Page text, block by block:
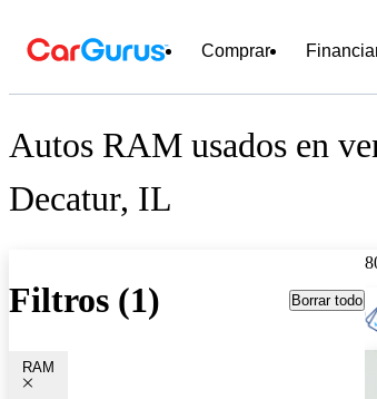
Comprar
Autos RAM usados en
Decatur, IL
Filtros (1) Borrar todo
RAM